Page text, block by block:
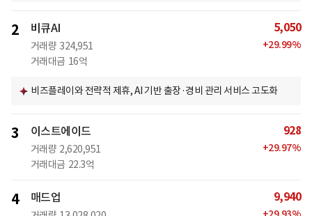
2 비큐AI
거래량 324,951
거래대금 16억
5,050
+29.99%
비즈플레이와 전략적 제휴, AI 기반 출장·경비 관리 서비스 고도화
3 이스트에이드
거래량 2,620,951
거래대금 22.3억
928
+29.97%
4 매드업 9,940